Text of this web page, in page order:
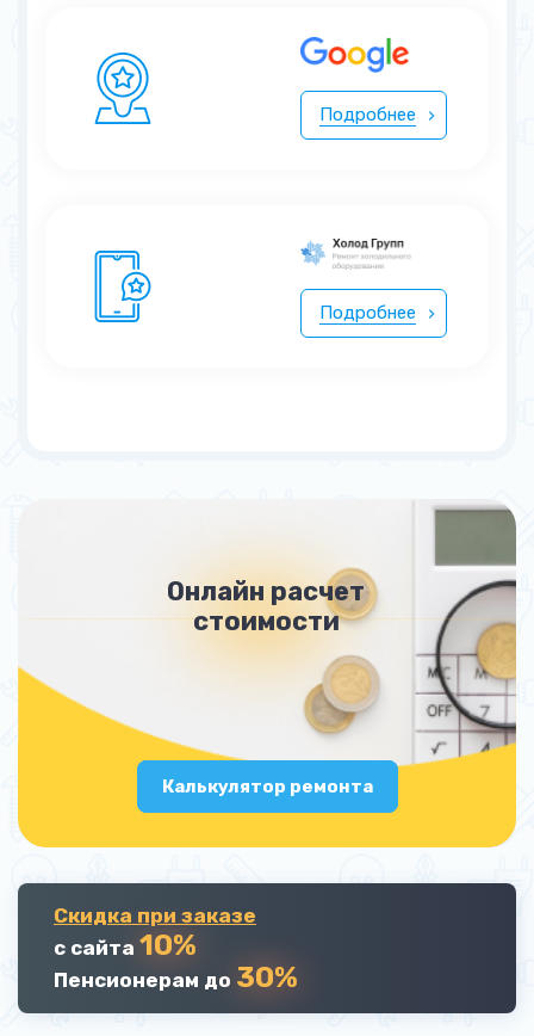
Подробнее
Подробнее
Онлайн расчет
стоимости
Калькулятор ремонта
Скидка при заказе
с сайта 10%
Пенсионерам до 30%